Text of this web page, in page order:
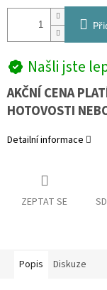
Našli jste
AKČNÍ CENA
HOTOVOSTI
Detailní informace
ZEPTAT SE
Popis Diskuze